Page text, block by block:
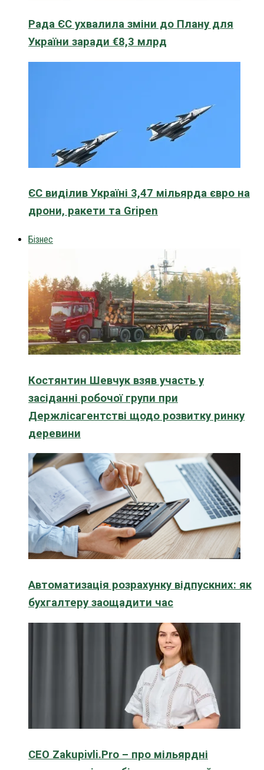
Рада ЄС ухвалила зміни до Плану для
України заради €8,3 млрд
ЄС виділив Україні 3,47 мільярда євро на
дрони, ракети та Gripen
Бізнес
Костянтин Шевчук взяв участь у
засіданні робочої групи при
Держлісагентстві щодо розвитку ринку
деревини
Автоматизація розрахунку відпускних: як
бухгалтеру заощадити час
CEO Zakupivli.Pro – про мільярдні